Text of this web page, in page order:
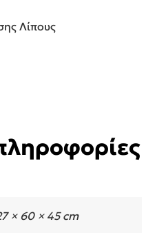
Λίπους
× 60 × 45 cm